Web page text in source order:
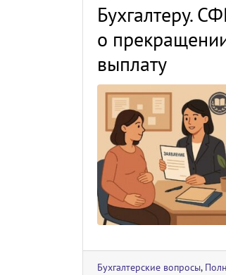
Бухгалтеру.
о
выплату
Бухгалтерские вопросы,